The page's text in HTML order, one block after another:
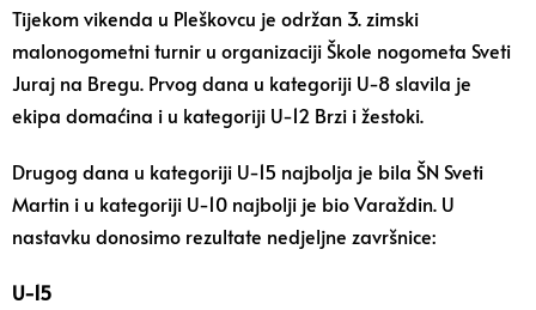
Tijekom vikenda u Pleškovcu je održan 3. zimski
malonogometni turnir u organizaciji Škole nogometa Sveti
Juraj na Bregu. Prvog dana u kategoriji U-8 slavila je
ekipa domaćina i u kategoriji U-12 Brzi i žestoki.
Drugog dana u kategoriji U-15 najbolja je bila ŠN Sveti
Martin i u kategoriji U-10 najbolji je bio Varaždin. U
nastavku donosimo rezultate nedjeljne završnice:
U-15